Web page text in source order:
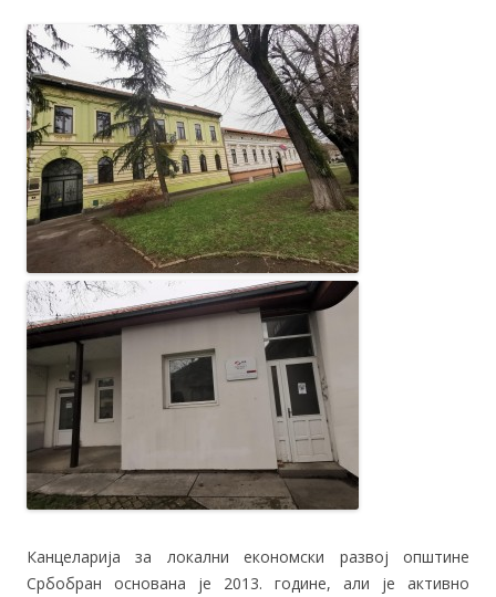
Канцеларија за локални економски развој општине
Србобран основана је 2013. године, али је активно